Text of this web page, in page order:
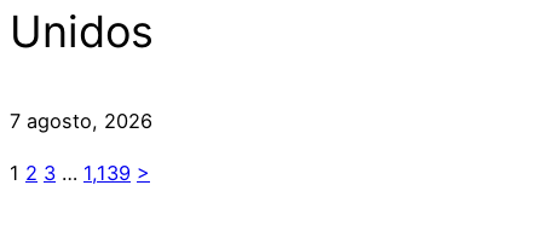
Unidos
7 agosto, 2026
1 2 3 … 1,139 >